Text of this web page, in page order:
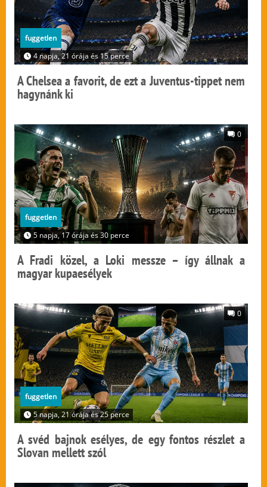
fuggetlen
4 napja, 21 órája és 15 perce
A Chelsea a favorit, de ezt a Juventus-tippet nem
hagynánk ki
0
fuggetlen
5 napja, 17 órája és 30 perce
A Fradi közel, a Loki messze – így állnak a
magyar kupaesélyek
0
fuggetlen
5 napja, 21 órája és 25 perce
A svéd bajnok esélyes, de egy fontos részlet a
Slovan mellett szól